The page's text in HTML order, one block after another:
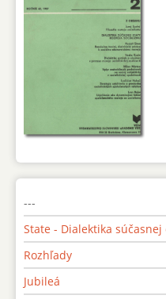
---
State - Dialektika
Rozhľady
Jubileá